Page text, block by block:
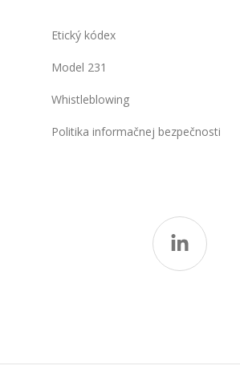
Etický kódex
Model 231
Whistleblowing
Politika informačnej bezpečnosti